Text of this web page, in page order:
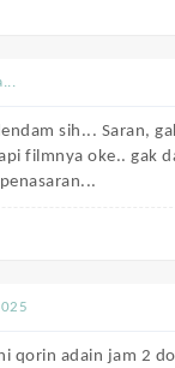
sih... Saran,
filmnya oke.. gak
qorin adain jam 2